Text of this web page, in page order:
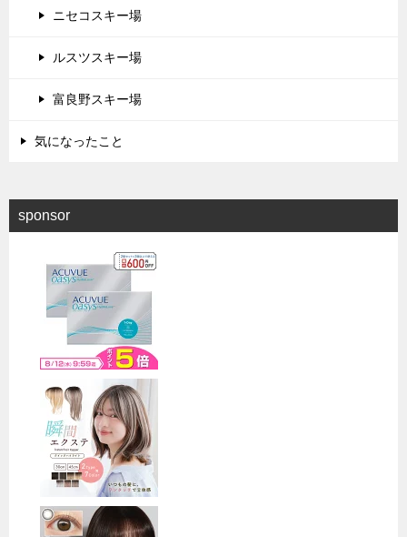
ニセコスキー場
ルスツスキー場
富良野スキー場
気になったこと
sponsor